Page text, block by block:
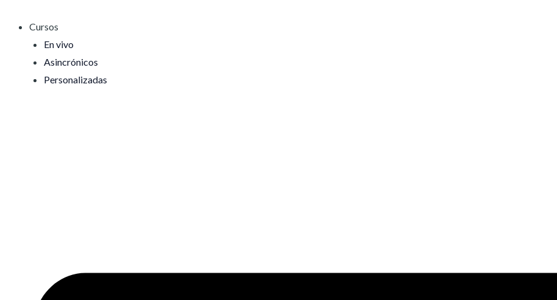
contenido
Cursos
En vivo
Asincrónicos
Personalizadas